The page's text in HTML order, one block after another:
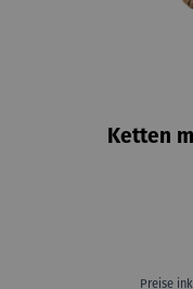
Ketten
Preise